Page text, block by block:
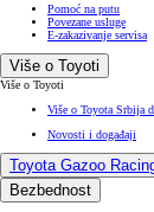
Pomoć na putu
Povezane usluge
E-zakazivanje servisa
Više o Toyoti
Više o Toyoti
Više o Toyota Srbija
Novosti i događaji
Toyota Gazoo
Bezbednost